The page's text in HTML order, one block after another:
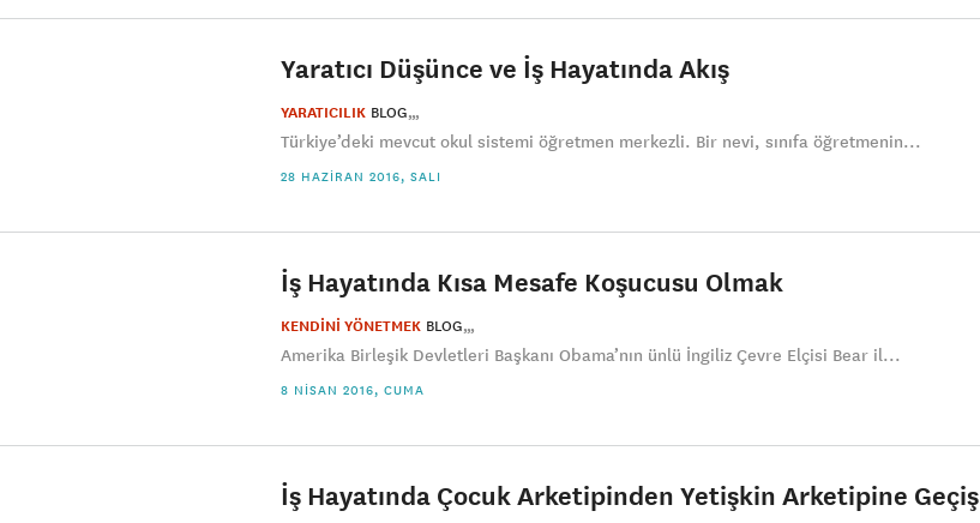
Yaratıcı Düşünce ve İş Hayatında Akış
YARATICILIK BLOG
Türkiye’deki mevcut okul sistemi öğretmen merkezli. Bir nevi, sınıfa öğretmenin...
28 HAZIRAN 2016, SALI
İş Hayatında Kısa Mesafe Koşucusu Olmak
KENDİNİ YÖNETMEK BLOG
Amerika Birleşik Devletleri Başkanı Obama’nın ünlü İngiliz Çevre Elçisi Bear il...
8 NISAN 2016, CUMA
İş Hayatında Çocuk Arketipinden Yetişkin Arketipine Geçiş